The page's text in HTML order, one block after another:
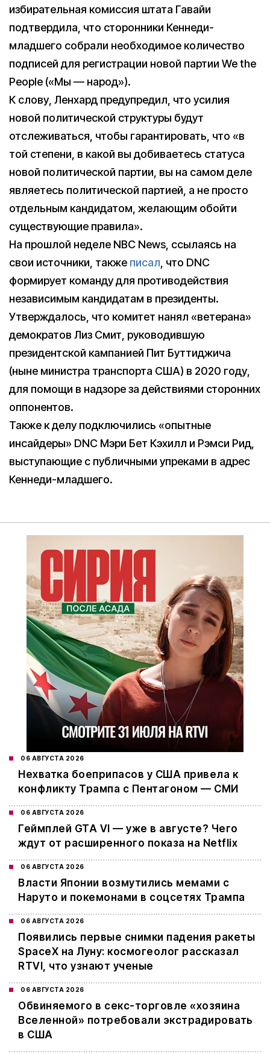
избирательная комиссия штата Гавайи
подтвердила, что сторонники Кеннеди-
младшего собрали необходимое количество
подписей для регистрации новой партии We the
People («Мы — народ»).
К слову, Ленхард предупредил, что усилия
новой политической структуры будут
отслеживаться, чтобы гарантировать, что «в
той степени, в какой вы добиваетесь статуса
новой политической партии, вы на самом деле
являетесь политической партией, а не просто
отдельным кандидатом, желающим обойти
существующие правила».
На прошлой неделе NBC News, ссылаясь на
свои источники, также писал, что DNC
формирует команду для противодействия
независимым кандидатам в президенты.
Утверждалось, что комитет нанял «ветерана»
демократов Лиз Смит, руководившую
президентской кампанией Пит Буттиджича
(ныне министра транспорта США) в 2020 году,
для помощи в надзоре за действиями сторонних
оппонентов.
Также к делу подключились «опытные
инсайдеры» DNC Мэри Бет Кэхилл и Рэмси Рид,
выступающие с публичными упреками в адрес
Кеннеди-младшего.
06 АВГУСТА 2026
Нехватка боеприпасов у США привела к
конфликту Трампа с Пентагоном — СМИ
06 АВГУСТА 2026
Геймплей GTA VI — уже в августе? Чего
ждут от расширенного показа на Netflix
06 АВГУСТА 2026
Власти Японии возмутились мемами с
Наруто и покемонами в соцсетях Трампа
06 АВГУСТА 2026
Появились первые снимки падения ракеты
SpaceX на Луну: космогеолог рассказал
RTVI, что узнают ученые
06 АВГУСТА 2026
Обвиняемого в секс-торговле «хозяина
Вселенной» потребовали экстрадировать
в США